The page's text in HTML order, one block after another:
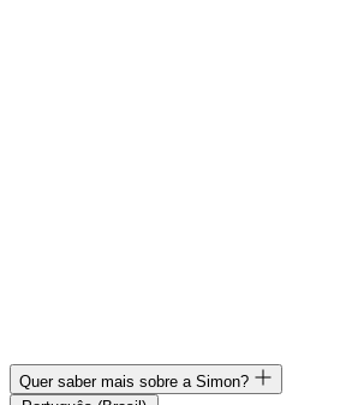
Quer saber mais sobre a Simon?